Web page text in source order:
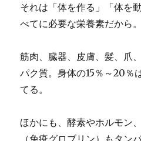
それは「体を作る」「体を
べてに必要な栄養素だから。
筋肉、臓器、皮膚、髪、爪
パク質。身体の15％～20％
てる。
ほかにも、酵素やホルモン
（免疫グロブリン）もタン